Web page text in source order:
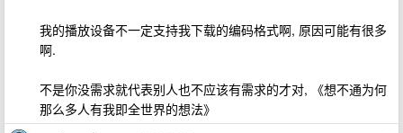
我的播放设备不一定支持我下载的编码格式啊, 原因可能有很多
啊.
不是你没需求就代表别人也不应该有需求的才对, 《想不通为何
那么多人有我即全世界的想法》